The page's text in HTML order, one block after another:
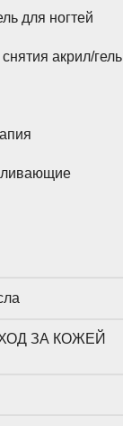
для ногтей
акрил/гель
ЗА КОЖЕЙ